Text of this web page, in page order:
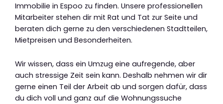
Immobilie in Espoo zu finden. Unsere professionellen
Mitarbeiter stehen dir mit Rat und Tat zur Seite und
beraten dich gerne zu den verschiedenen Stadtteilen,
Mietpreisen und Besonderheiten.
Wir wissen, dass ein Umzug eine aufregende, aber
auch stressige Zeit sein kann. Deshalb nehmen wir dir
gerne einen Teil der Arbeit ab und sorgen dafür, dass
du dich voll und ganz auf die Wohnungssuche